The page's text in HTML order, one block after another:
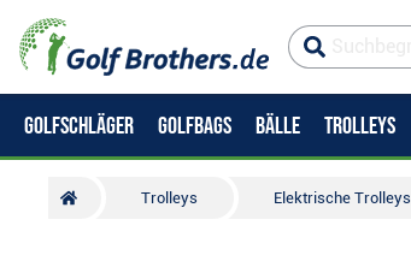
GOLFSCHLÄGER GOLFBAGS BÄLLE TROLLEYS
Trolleys Elektrische Trolleys